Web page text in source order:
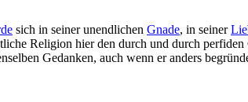
sich in seiner unendlichen Gnade, in seiner
Religion hier den durch und durch
Gedanken, auch wenn er anders